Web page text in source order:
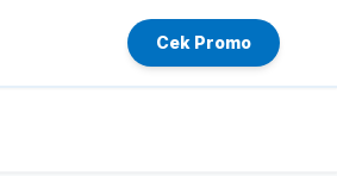
Cek Promo